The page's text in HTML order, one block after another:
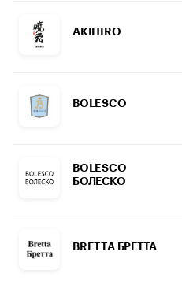
AKIHIRO
BOLESCO
BOLESCO
БОЛЕСКО
BRETTA БРЕТТА